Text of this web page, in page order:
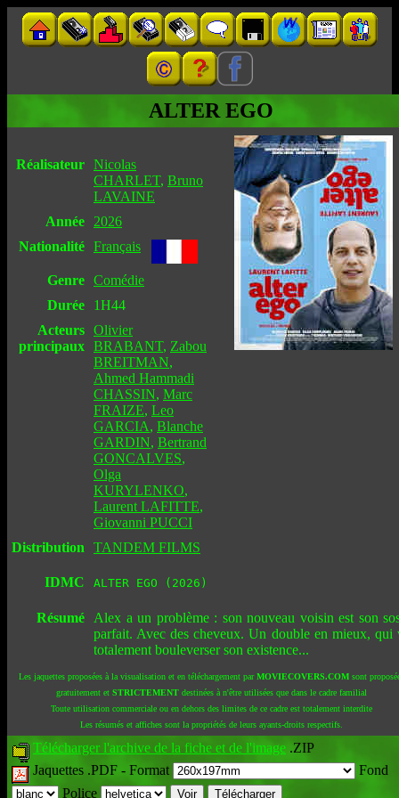
ALTER EGO
Réalisateur Nicolas
CHARLET, Bruno
LAVAINE
Année
2026
Nationalité Français
Genre Comédie
Durée
1H44
Acteurs
principaux
Olivier
BRABANT, Zabou
BREITMAN,
Ahmed Hammadi
CHASSIN, Marc
FRAIZE, Leo
GARCIA, Blanche
GARDIN, Bertrand
GONCALVES,
Olga
KURYLENKO,
Laurent LAFITTE,
Giovanni PUCCI
Distribution
TANDEM FILMS
IDMC ALTER EGO (2026)
Résumé
Alex a un problème : son nouveau voisin est son
parfait. Avec des cheveux. Un double en mieux, qui
totalement bouleverser son existence...
Les jaquettes proposées à la visualisation et en téléchargement parMOVIECOVERS.COMsont
gratuitement et STRICTEMENTdestinées à n'être utilisées que dans le cadre familial
Toute utilisation commerciale ou en dehors des limites de ce cadre est totalement interdite
Les résumés et affiches sont la propriétés de leurs ayants-droits respectifs.
Télécharger l'archive de la fiche et de l'image .ZIP
Jaquettes .PDF - Format
Fond
Police